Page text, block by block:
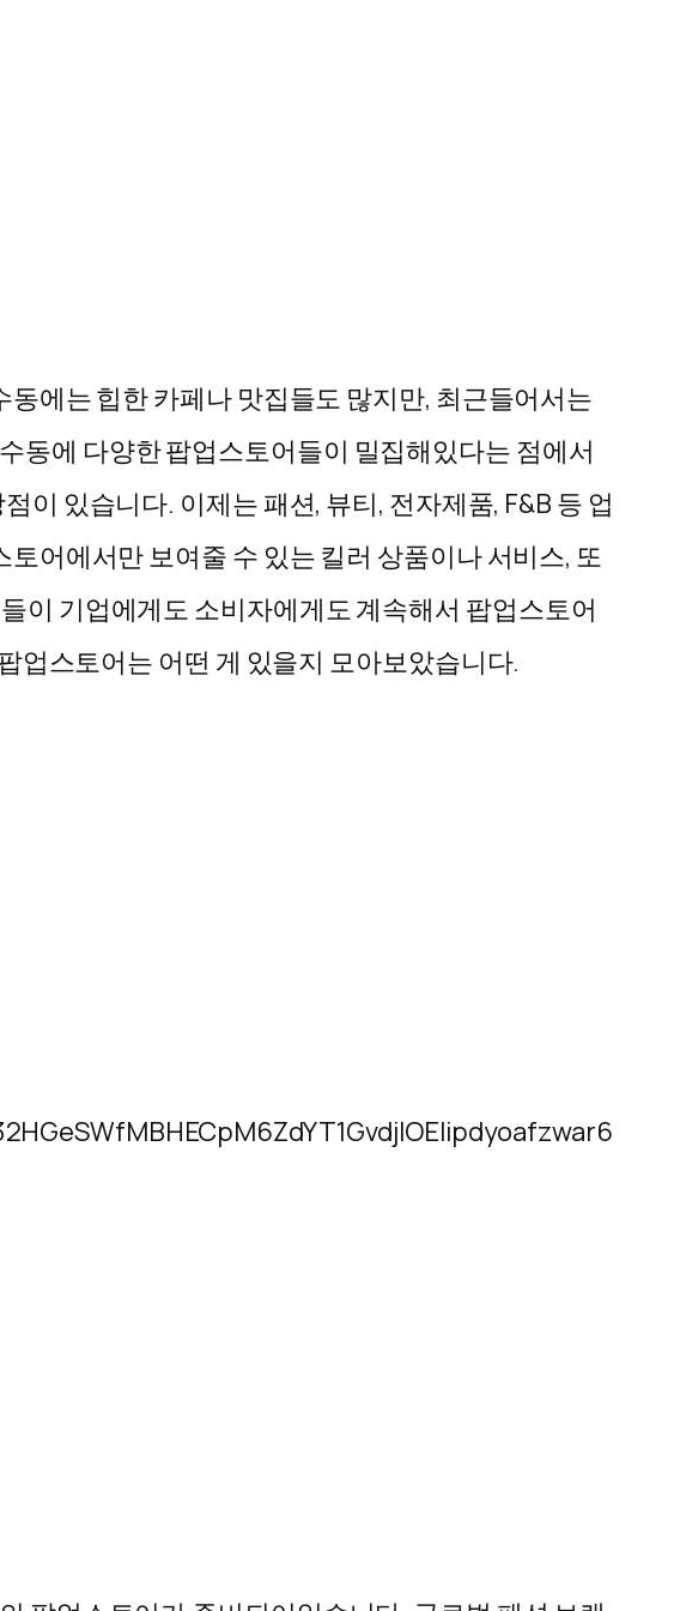
에는 힙한 카페나 맛집들도 많지만, 최근들어서는
동에 다양한 팝업스토어들이 밀집해있다는 점에서
이 있습니다. 이제는 패션, 뷰티, 전자제품, F&B 등 업
어에서만 보여줄 수 있는 킬러 상품이나 서비스, 또
이 기업에게도 소비자에게도 계속해서 팝업스토어
업스토어는 어떤 게 있을지 모아보았습니다.